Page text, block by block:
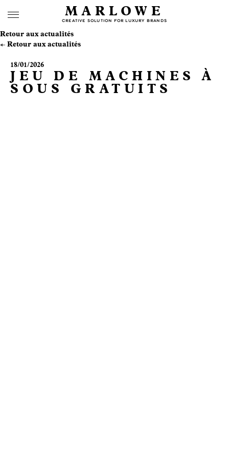
MARLOWE
CREATIVE SOLUTION FOR LUXURY BRANDS
Retour aux actualités
Retour aux actualités
18/01/2026
JEU DE MACHINES À
SOUS GRATUITS